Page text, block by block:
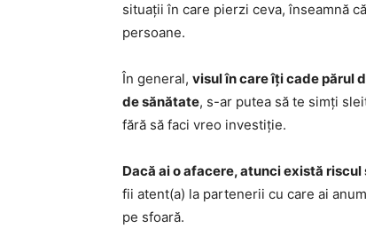
situații în care pierzi ceva, înseamnă
persoane.
În general, visul în care îți cade părul
de sănătate, s-ar putea să te simți
fără să faci vreo investiție.
Dacă ai o afacere, atunci există
fii atent(a) la partenerii cu care ai
pe sfoară.